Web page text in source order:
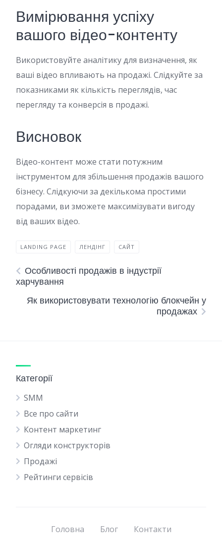
Вимірювання успіху
вашого відео-контенту
Використовуйте аналітику для визначення, як
ваші відео впливають на продажі. Слідкуйте за
показниками як кількість переглядів, час
перегляду та конверсія в продажі.
Висновок
Відео-контент може стати потужним
інструментом для збільшення продажів вашого
бізнесу. Слідкуючи за декількома простими
порадами, ви зможете максимізувати вигоду
від ваших відео.
LANDING PAGE ЛЕНДІНГ САЙТ
Особливості продажів в індустрії
харчування
Як використовувати технологію блокчейн у
продажах
Категорії
SMM
Все про сайти
Контент маркетинг
Огляди конструкторів
Продажі
Рейтинги сервісів
Головна Блог Контакти